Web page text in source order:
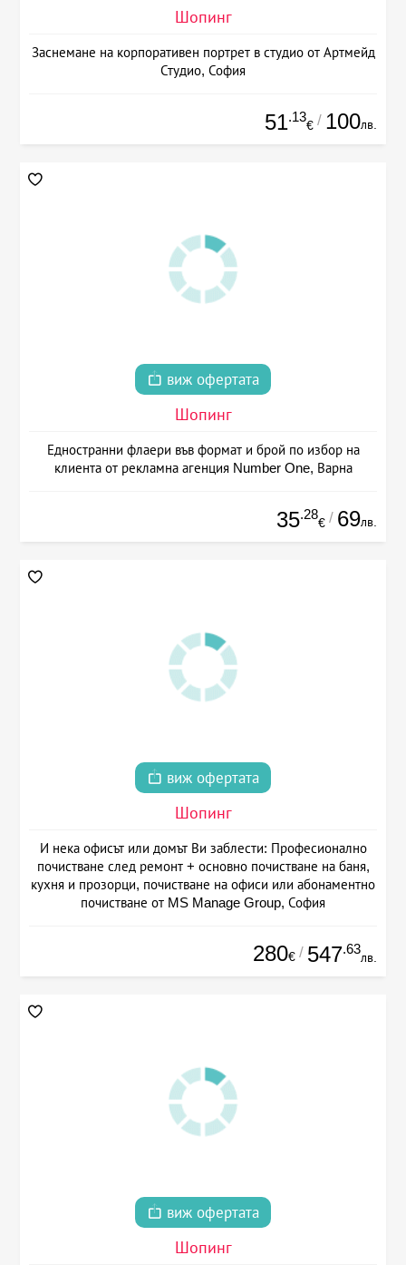
Шопинг
Заснемане на корпоративен портрет в студио от Артмейд
Студио, София
51.13
€ / 100лв.
виж офертата
Шопинг
Едностранни флаери във формат и брой по избор на
клиента от рекламна агенция Number One, Варна
35.28
€ / 69лв.
виж офертата
Шопинг
И нека офисът или домът Ви заблести: Професионално
почистване след ремонт + основно почистване на баня,
кухня и прозорци, почистване на офиси или абонаментно
почистване от MS Manage Group, София
280€ / 547.63
лв.
виж офертата
Шопинг